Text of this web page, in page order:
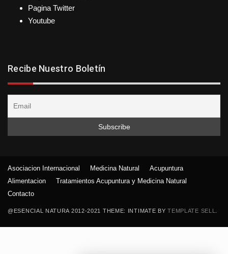
Pagina Twitter
Youtube
Recibe Nuestro Boletín
@ESENCIAL NATURA 2012-2021 THEME: INTIMATE BYTEMPLATE SELL
Asociacion Internacional Medicina Natural
Acupuntura
Alimentacion
Tratamientos Acupuntura y Medicina Natural
Contacto